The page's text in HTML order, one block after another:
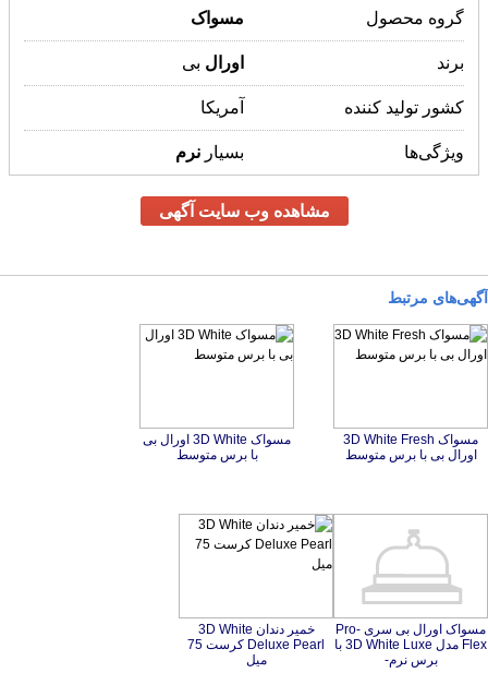
گروه محصول مسواک
برند اورال بی
کشور تولید کننده آمریکا
ویژگی‌ها بسیار نرم
مشاهده وب سایت آگهی
آگهی‌های مرتبط
مسواک 3D White Fresh
اورال بی با برس متوسط
مسواک 3D White اورال بی
با برس متوسط
مسواک اورال بی سری Pro-
Flex مدل 3D White Luxe با
برس نرم-
خمیر دندان 3D White
Deluxe Pearl کرست 75
میل